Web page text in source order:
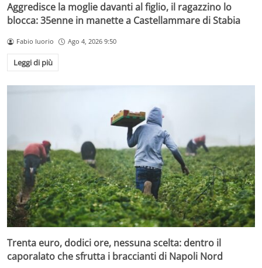
Aggredisce la moglie davanti al figlio, il ragazzino lo
blocca: 35enne in manette a Castellammare di Stabia
Fabio Iuorio Ago 4, 2026 9:50
Leggi di più
Trenta euro, dodici ore, nessuna scelta: dentro il
caporalato che sfrutta i braccianti di Napoli Nord